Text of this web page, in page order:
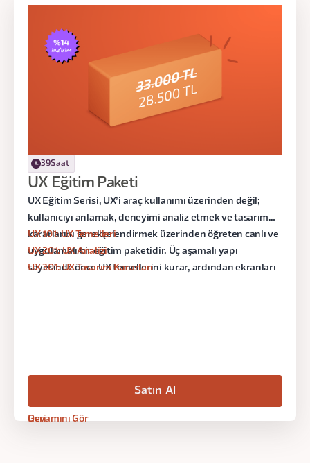
39Saat
UX Eğitim Paketi
UX Eğitim Serisi, UX’i araç kullanımı üzerinden değil;
kullanıcıyı anlamak, deneyimi analiz etmek ve tasarım
kararlarını gerekçelendirmek üzerinden öğreten canlı ve
uygulamalı bir eğitim paketidir. Üç aşamalı yapı
sayesinde önce UX temellerini kurar, ardından ekranları
UX 101: UX Temelleri
UX 201: UX Analizi
UX 301: UX Tasarım Kararları
Satın Al
Geri
Devamını Gör